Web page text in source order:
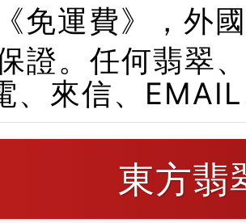
免運費》，外
證。任何翡翠
、來信、
東方翡